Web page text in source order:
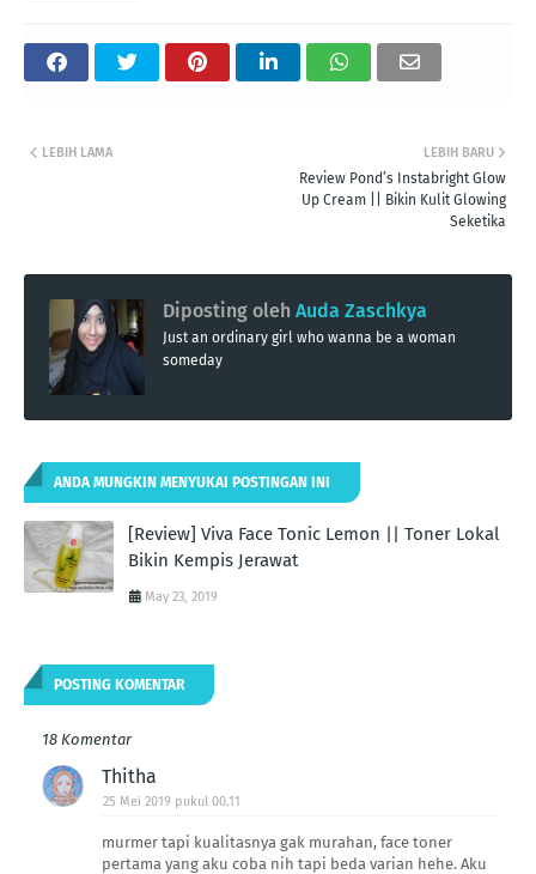
LEBIH BARU
Review Pond’s Instabright Glow
Up Cream || Bikin Kulit Glowing
Seketika
LEBIH LAMA
Diposting oleh Auda Zaschkya
Just an ordinary girl who wanna be a woman
someday
ANDA MUNGKIN MENYUKAI POSTINGAN INI
[Review] Viva Face Tonic Lemon || Toner Lokal
Bikin Kempis Jerawat
May 23, 2019
POSTING KOMENTAR
18 Komentar
Thitha
25 Mei 2019 pukul 00.11
murmer tapi kualitasnya gak murahan, face toner
pertama yang aku coba nih tapi beda varian hehe. Aku